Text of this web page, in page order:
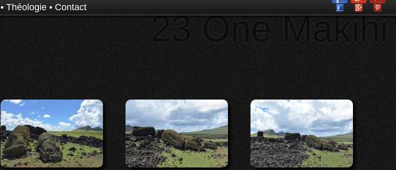
• Théologie • Contact
23 One Makihi